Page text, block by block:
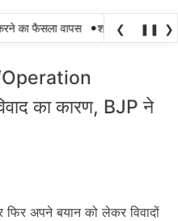
का फैसला वापस • श्री गुरु हरिकृष्ण
❮ ❚❚ ❯
का कारण, BJP ने
अपने बयान को लेकर विवादों